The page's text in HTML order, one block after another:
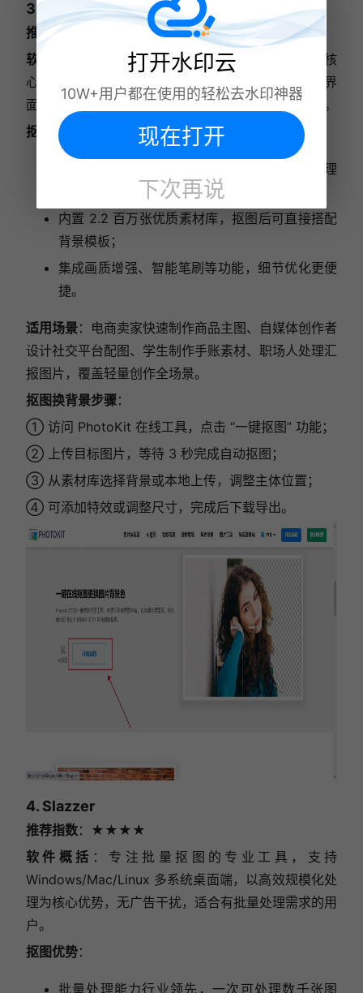
3. PhotoKit
推荐指数
软件概括
：在线全能图片编辑工具，以 AI 技术为核
心，提供抠图、修图、素材整合等一站式服务，操作界
面简洁，无需安装即可使用，适配安卓及网页端用户。
抠图优势
AI 智能识别精准，一键完成抠图，支持批量处理
内置 2.2 百万张优质素材库，抠图后可直接搭配
背景模板；
集成画质增强、智能笔刷等功能，细节优化更便
捷。
适用场景：电商卖家快速制作商品主图、自媒体创作者
设计社交平台配图、学生制作手账素材、职场人处理汇
报图片，覆盖轻量创作全场景。
抠图换背景步骤：
① 访问 PhotoKit 在线工具，点击 “一键抠图” 功能；
② 上传目标图片，等待 3 秒完成自动抠图；
③ 从素材库选择背景或本地上传，调整主体位置；
④ 可添加特效或调整尺寸，完成后下载导出。
4. Slazzer
推荐指数：★★★★
软件概括 ：专注批量抠图的专业工具，支持
Windows/Mac/Linux 多系统桌面端，以高效规模化处
理为核心优势，无广告干扰，适合有批量处理需求的用
户。
抠图优势：
批量处理能力行业领先，一次可处理数千张图
打开水印云
10W+用户都在使用的轻松去水印神器
现在打开
下次再说